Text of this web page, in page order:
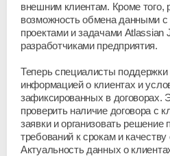
внешним клиентам. Кроме того,
возможность обмена данными с
проектами и задачами Atlassian
разработчиками предприятия.
Теперь специалисты поддержки
информацией о клиентах и
зафиксированных в договорах.
проверить наличие договора с
заявки и организовать
требований к срокам и
Актуальность данных о